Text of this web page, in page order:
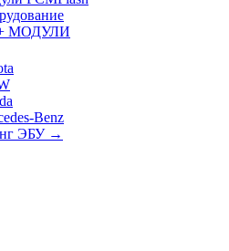
МОДУЛИ
Benz
ЭБУ →